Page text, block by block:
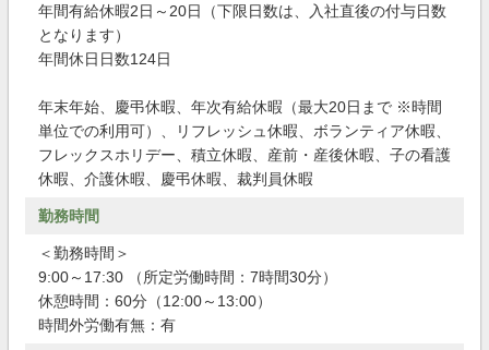
年間有給休暇2日～20日（下限日数は、入社直後の付与日数
となります）
年間休日日数124日
年末年始、慶弔休暇、年次有給休暇（最大20日まで ※時間
単位での利用可）、リフレッシュ休暇、ボランティア休暇、
フレックスホリデー、積立休暇、産前・産後休暇、子の看護
休暇、介護休暇、慶弔休暇、裁判員休暇
勤務時間
＜勤務時間＞
9:00～17:30 （所定労働時間：7時間30分）
休憩時間：60分（12:00～13:00）
時間外労働有無：有